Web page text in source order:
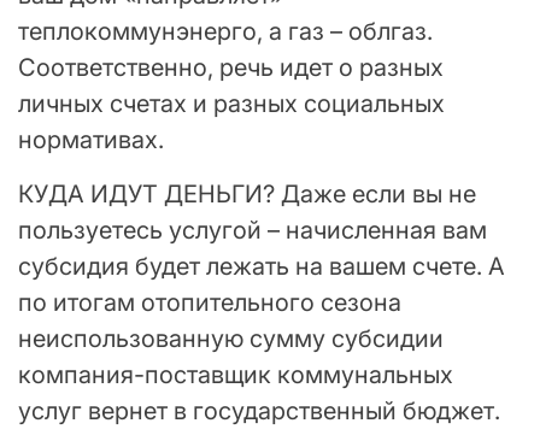
теплокоммунэнерго, а газ – облгаз.
Соответственно, речь идет о разных
личных счетах и разных социальных
нормативах.
КУДА ИДУТ ДЕНЬГИ? Даже если вы не
пользуетесь услугой – начисленная вам
субсидия будет лежать на вашем счете. А
по итогам отопительного сезона
неиспользованную сумму субсидии
компания-поставщик коммунальных
услуг вернет в государственный бюджет.